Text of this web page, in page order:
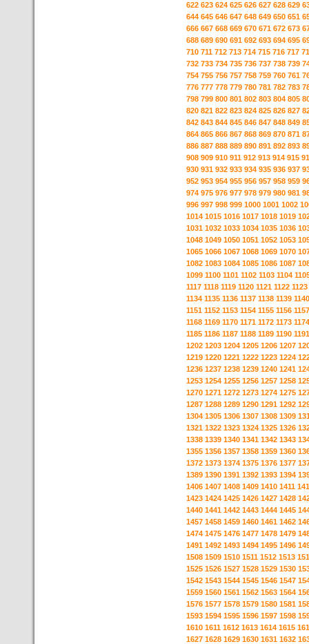
622 623 624 625 626 627 628 629
644 645 646 647 648 649 650 651
666 667 668 669 670 671 672 673
688 689 690 691 692 693 694 695
710 711 712 713 714 715 716 717
732 733 734 735 736 737 738 739
754 755 756 757 758 759 760 761
776 777 778 779 780 781 782 783
798 799 800 801 802 803 804 805
820 821 822 823 824 825 826 827
842 843 844 845 846 847 848 849
864 865 866 867 868 869 870 871
886 887 888 889 890 891 892 893
908 909 910 911 912 913 914 915
930 931 932 933 934 935 936 937
952 953 954 955 956 957 958 959
974 975 976 977 978 979 980 981
996 997 998 999 1000 1001 1002
1014 1015 1016 1017 1018 1019
1031 1032 1033 1034 1035 1036
1048 1049 1050 1051 1052 1053
1065 1066 1067 1068 1069 1070
1082 1083 1084 1085 1086 1087
1099 1100 1101 1102 1103 1104
1117 1118 1119 1120 1121 1122 1123
1134 1135 1136 1137 1138 1139 1140
1151 1152 1153 1154 1155 1156 1157
1168 1169 1170 1171 1172 1173 1174
1185 1186 1187 1188 1189 1190 1191
1202 1203 1204 1205 1206 1207
1219 1220 1221 1222 1223 1224
1236 1237 1238 1239 1240 1241
1253 1254 1255 1256 1257 1258
1270 1271 1272 1273 1274 1275
1287 1288 1289 1290 1291 1292
1304 1305 1306 1307 1308 1309
1321 1322 1323 1324 1325 1326
1338 1339 1340 1341 1342 1343
1355 1356 1357 1358 1359 1360
1372 1373 1374 1375 1376 1377
1389 1390 1391 1392 1393 1394
1406 1407 1408 1409 1410 1411
1423 1424 1425 1426 1427 1428
1440 1441 1442 1443 1444 1445
1457 1458 1459 1460 1461 1462
1474 1475 1476 1477 1478 1479
1491 1492 1493 1494 1495 1496
1508 1509 1510 1511 1512 1513
1525 1526 1527 1528 1529 1530
1542 1543 1544 1545 1546 1547
1559 1560 1561 1562 1563 1564
1576 1577 1578 1579 1580 1581
1593 1594 1595 1596 1597 1598
1610 1611 1612 1613 1614 1615
1627 1628 1629 1630 1631 1632